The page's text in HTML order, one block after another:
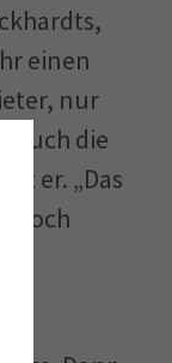
einen
nur
Auch die
er. „Das
doch